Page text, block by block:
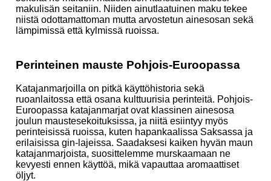
makulisän seitaniin. Niiden ainutlaatuinen maku tekee
niistä odottamattoman mutta arvostetun ainesosan sekä
lämpimissä että kylmissä ruoissa.
Perinteinen mauste Pohjois-Euroopassa
Katajanmarjoilla on pitkä käyttöhistoria sekä
ruoanlaitossa että osana kulttuurisia perinteitä. Pohjois-
Euroopassa katajanmarjat ovat klassinen ainesosa
joulun maustesekoituksissa, ja niitä esiintyy myös
perinteisissä ruoissa, kuten hapankaalissa Saksassa ja
erilaisissa gin-lajeissa. Saadaksesi kaiken hyvän maun
katajanmarjoista, suosittelemme murskaamaan ne
kevyesti ennen käyttöä, mikä vapauttaa aromaattiset
öljyt.